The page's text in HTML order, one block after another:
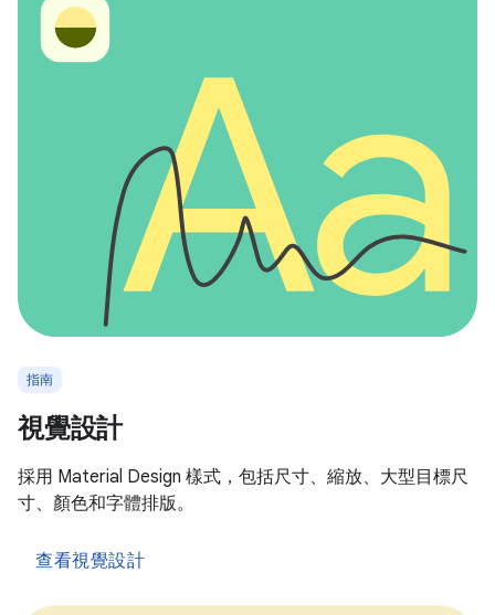
指南
視覺設計
採用 Material Design 樣式，包括尺寸、縮放、大型目標尺
寸、顏色和字體排版。
查看視覺設計